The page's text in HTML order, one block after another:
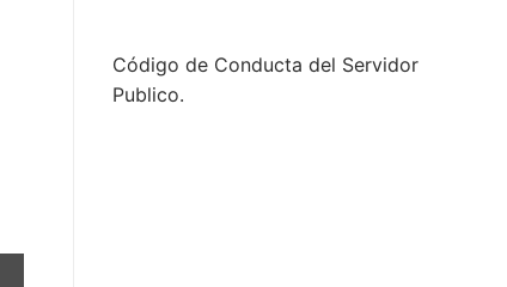
Código de Conducta del Servidor
Publico.